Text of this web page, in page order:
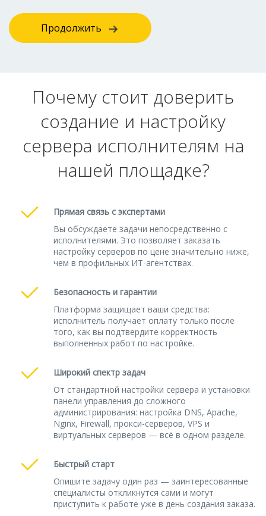
Продолжить
Почему стоит доверить
создание и настройку
сервера исполнителям на
нашей площадке?
Прямая связь с экспертами
Вы обсуждаете задачи непосредственно с
исполнителями. Это позволяет заказать
настройку серверов по цене значительно ниже,
чем в профильных ИТ-агентствах.
Безопасность и гарантии
Платформа защищает ваши средства:
исполнитель получает оплату только после
того, как вы подтвердите корректность
выполненных работ по настройке.
Широкий спектр задач
От стандартной настройки сервера и установки
панели управления до сложного
администрирования: настройка DNS, Apache,
Nginx, Firewall, прокси-серверов, VPS и
виртуальных серверов — всё в одном разделе.
Быстрый старт
Опишите задачу один раз — заинтересованные
специалисты откликнутся сами и могут
приступить к работе уже в день создания заказа.